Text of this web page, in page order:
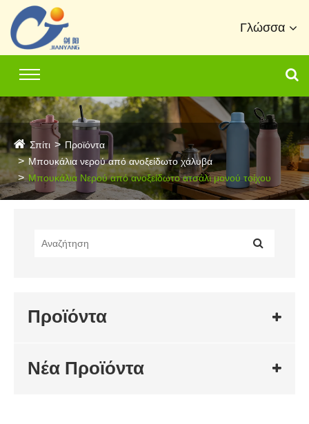
Γλώσσα
Σπίτι
Προϊόντα
Μπουκάλια νερού από ανοξείδωτο χάλυβα
Μπουκάλια Νερού από ανοξείδωτο ατσάλι μονού τοίχου
Προϊόντα
Νέα Προϊόντα